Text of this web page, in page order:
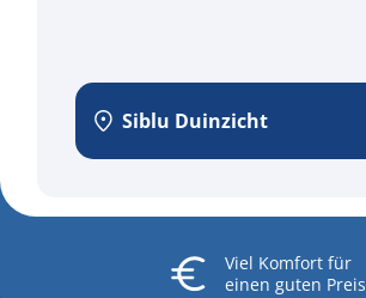
Siblu Duinzicht
Viel Komfortfür
einen guten Preis